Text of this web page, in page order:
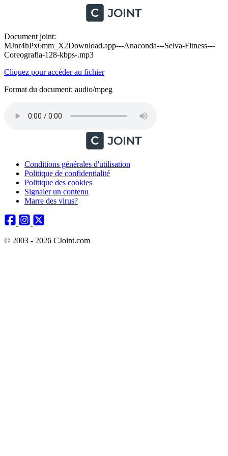
Document joint:
MJnr4hPx6mm_X2Download.app---Anaconda---Selva-Fitness---
Coreografia-128-kbps-.mp3
Cliquez pour accéder au fichier
Format du document: audio/mpeg
Conditions générales d'utilisation
Politique de confidentialité
Politique des cookies
Signaler un contenu
Marre des virus?
© 2003 - 2026 CJoint.com